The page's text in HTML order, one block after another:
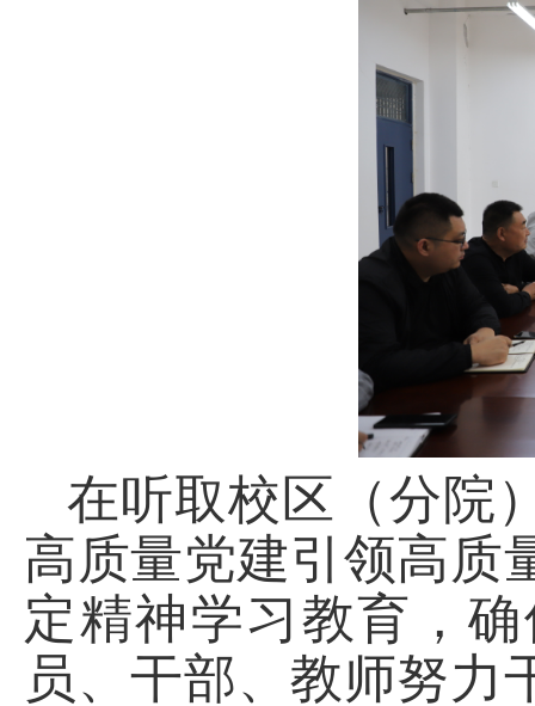
在听取校区（分院
高质量党建引领高质
定精神学习教育，
员、干部、教师努力